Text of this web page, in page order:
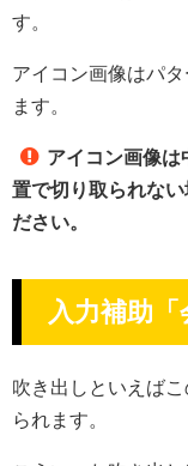
す。
アイコン画像はパ
ます。
アイコン画像は
置で切り取られな
ださい。
入力補助「
吹き出しといえばこ
られます。